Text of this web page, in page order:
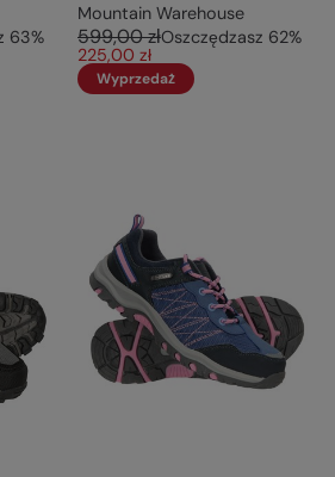
63%
Mountain Warehouse
599,00 złOszczędzasz 62%
225,00 zł
Wyprzedaż